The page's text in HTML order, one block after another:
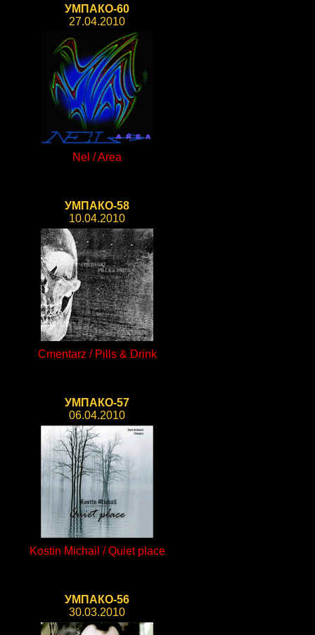
УМПАКО-60
27.04.2010
Nel / Area
УМПАКО-58
10.04.2010
Cmentarz / Pills & Drink
УМПАКО-57
06.04.2010
Kostin Michail / Quiet place
УМПАКО-56
30.03.2010